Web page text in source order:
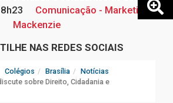
Comunicação - Marketing
Mackenzie
NAS REDES SOCIAIS
Colégios Brasília
Notícias
sobre Direito, Cidadania e